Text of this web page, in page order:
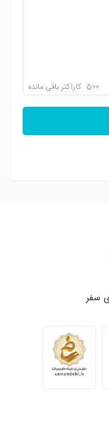
500 کاراکتر باقی مانده
سفر